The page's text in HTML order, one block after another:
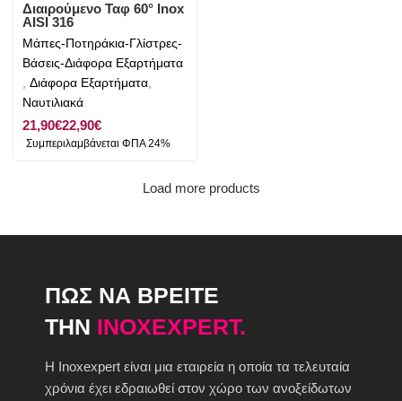
Διαιρούμενο Ταφ 60° Inox
AISI 316
Μάπες-Ποτηράκια-Γλίστρες-
Βάσεις-Διάφορα Εξαρτήματα
Διάφορα Εξαρτήματα
Ναυτιλιακά
€ €
Load more products
ΠΩΣ ΝΑ ΒΡΕΙΤΕ
ΤΗΝ INOXEXPERT.
H Inoxexpert είναι μια εταιρεία η οποία τα τελευταία
χρόνια έχει εδραιωθεί στον χώρο των ανοξείδωτων